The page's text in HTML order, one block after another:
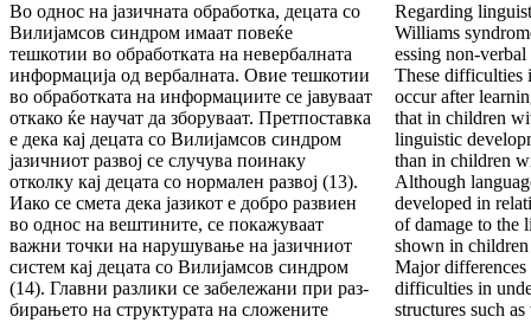
Во од­нос на јазичната обработка, децата со
Ви­лијам­сов синдром имаат повеќе
тешкотии во обра­бот­ката на невербалната
информација од вер­бал­ната. Овие тешкотии
во обработката на ин­фор­мациите се јавуваат
откако ќе научат да збо­руваат. Претпоставка
е дека кај децата со Ви­лијамсов синдром
јазичниот развој се слу­чува поинаку
отколку кај децата со нормален развој (13).
Иако се смета дека јазикот е добро развиен
во однос на вештините, се покажуваат
важни точки на нару­шу­вање на јазичниот
систем кај децата со Ви­ли­јамсов синдром
(14). Главни разлики се забе­ле­­жа­ни при раз­
би­рањето на структурата на сло­жените
Regarding
Williams
essing non-
These difficulties
occur after
that in chil­dren
linguistic
than in chil­dren
Although
developed in
of damage to the
shown in
Major differences
difficulties in
structures such